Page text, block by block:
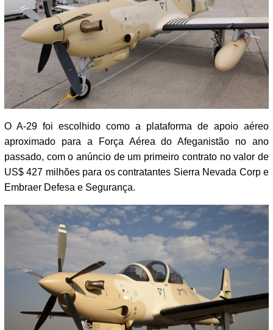
O A-29 foi escolhido como a plataforma de apoio aéreo
aproximado para a Força Aérea do Afeganistão no ano
passado, com o anúncio de um primeiro contrato no valor de
US$ 427 milhões para os contratantes Sierra Nevada Corp e
Embraer Defesa e Segurança.